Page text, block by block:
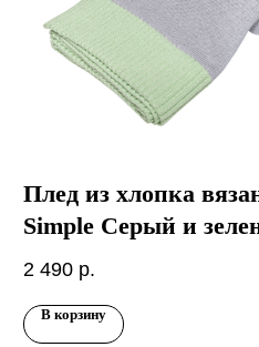
Плед из хлопка
Simple Серый и
яблоко
2 490 р.
В корзину